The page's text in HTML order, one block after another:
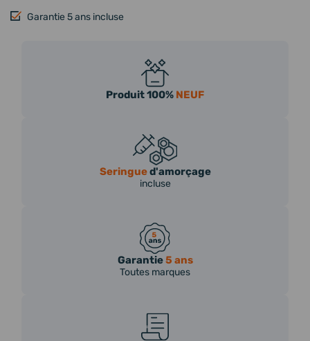
Garantie 5 ans incluse
Produit 100% NEUF
Seringued'amorçage
incluse
Garantie5 ans
Toutes marques